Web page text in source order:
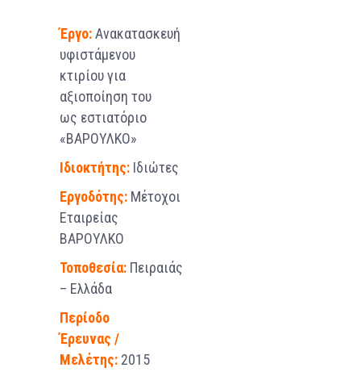
Έργο:Ανακατασκευή
υφιστάμενου
κτιρίου για
αξιοποίηση του
ως εστιατόριο
«ΒΑΡΟΥΛΚΟ»
Ιδιοκτήτης: Ιδιώτες
Εργοδότης: Μέτοχοι
Εταιρείας
ΒΑΡΟΥΛΚΟ
Τοποθεσία: Πειραιάς
– Ελλάδα
Περίοδο
Έρευνας /
Μελέτης: 2015